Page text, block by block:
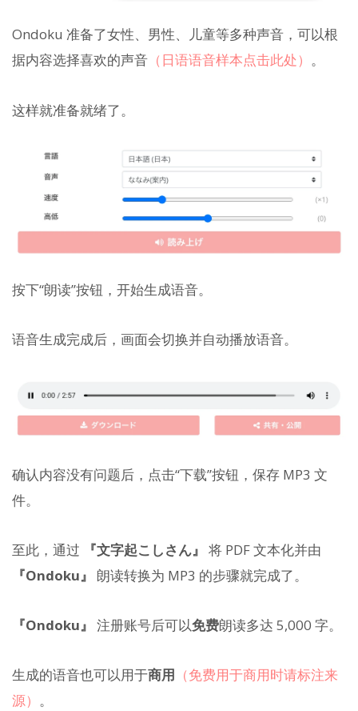
Ondoku 准备了女性、男性、儿童等多种声音，可以根
据内容选择喜欢的声音 （日语语音样本点击此处） 。
这样就准备就绪了。
按下“朗读”按钮，开始生成语音。
语音生成完成后，画面会切换并自动播放语音。
确认内容没有问题后，点击“下载”按钮，保存 MP3 文
件。
至此，通过 『文字起こしさん』 将 PDF 文本化并由
『Ondoku』 朗读转换为 MP3 的步骤就完成了。
『Ondoku』 注册账号后可以免费朗读多达 5,000 字。
生成的语音也可以用于商用 （免费用于商用时请标注来
源） 。